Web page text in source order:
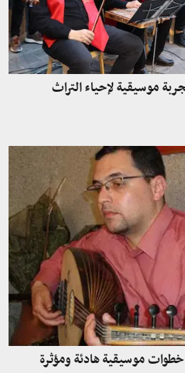
موسيقية لإحياء التراث
موسيقية هادئة ومؤثرة